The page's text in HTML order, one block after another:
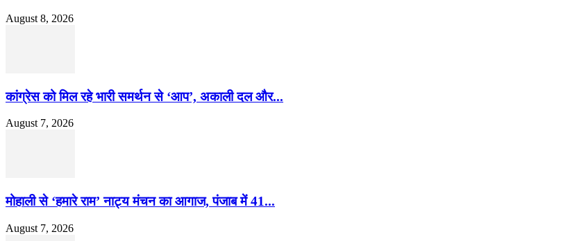
August 8, 2026
कांग्रेस को मिल रहे भारी समर्थन से ‘आप’, अकाली दल और...
August 7, 2026
मोहाली से ‘हमारे राम’ नाट्य मंचन का आगाज, पंजाब में 41...
August 7, 2026